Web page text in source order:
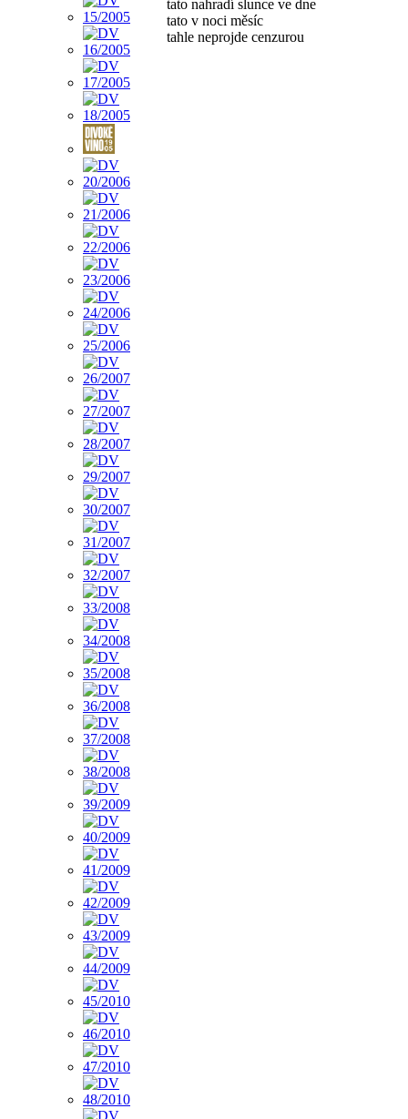
tato nahradí slunce ve dne
tato v noci měsíc
tahle neprojde cenzurou